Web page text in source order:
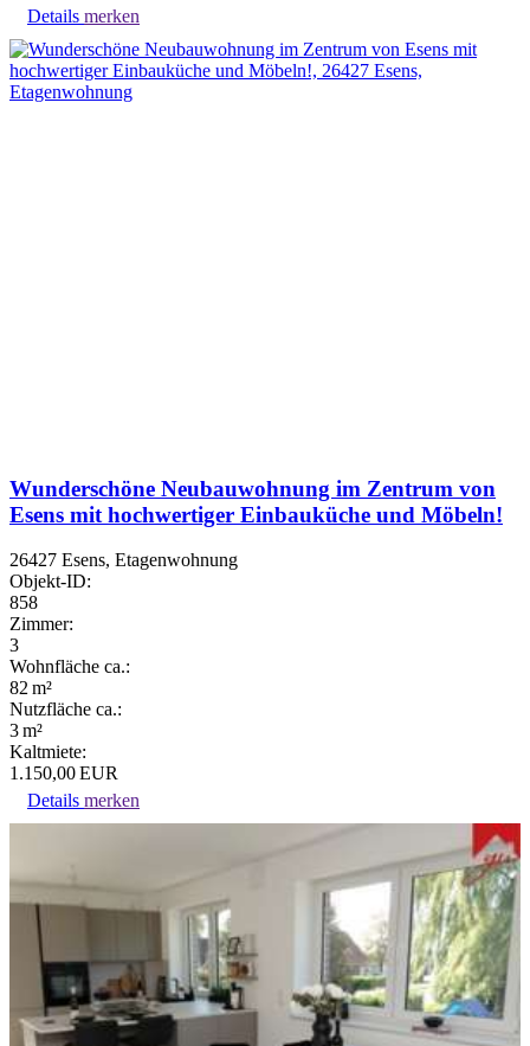
Details merken
Wunderschöne Neubauwohnung im Zentrum von
Esens mit hochwertiger Einbauküche und Möbeln!
26427 Esens, Etagenwohnung
Objekt-ID:
858
Zimmer:
3
Wohnfläche ca.:
82 m²
Nutzfläche ca.:
3 m²
Kaltmiete:
1.150,00 EUR
Details merken